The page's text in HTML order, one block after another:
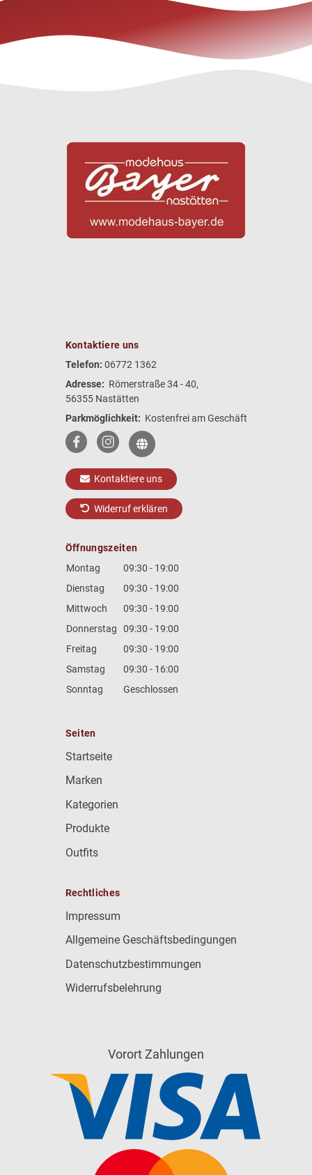
Kontaktiere uns
Telefon: 06772 1362
Adresse: Römerstraße 34 - 40,
56355 Nastätten
Parkmöglichkeit: Kostenfrei am Geschäft
Kontaktiere uns
Widerruf erklären
Öffnungszeiten
Montag
09:30 - 19:00
Dienstag
09:30 - 19:00
Mittwoch
09:30 - 19:00
Donnerstag
09:30 - 19:00
Freitag
09:30 - 19:00
Samstag
09:30 - 16:00
Sonntag
Geschlossen
Seiten
Startseite
Marken
Kategorien
Produkte
Outfits
Rechtliches
Impressum
Allgemeine Geschäftsbedingungen
Datenschutzbestimmungen
Widerrufsbelehrung
Vorort Zahlungen